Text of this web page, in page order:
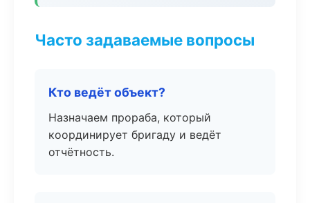
Часто задаваемые вопросы
Кто ведёт объект?
Назначаем прораба, который
координирует бригаду и ведёт
отчётность.